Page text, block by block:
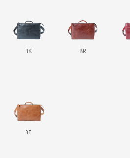
BK BR
BE